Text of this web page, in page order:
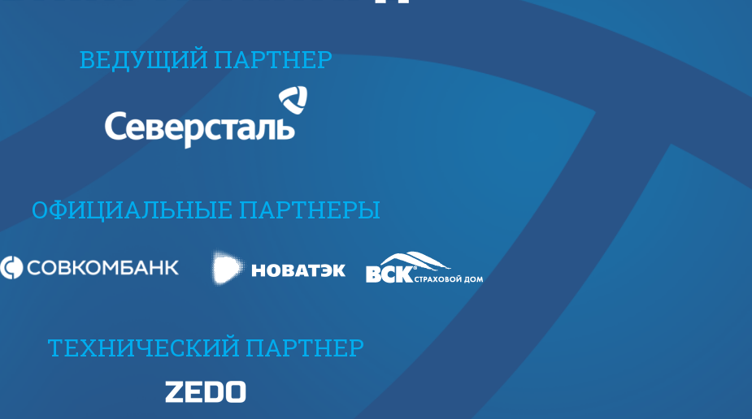
ВЕДУЩИЙ ПАРТНЕР
ОФИЦИАЛЬНЫЕ ПАРТНЕРЫ
ТЕХНИЧЕСКИЙ ПАРТНЕР